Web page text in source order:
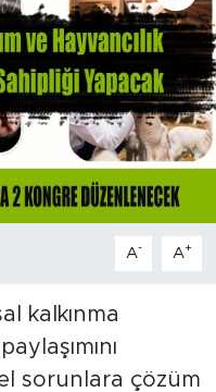
A- A+
kalkınma
sorunlara çözüm